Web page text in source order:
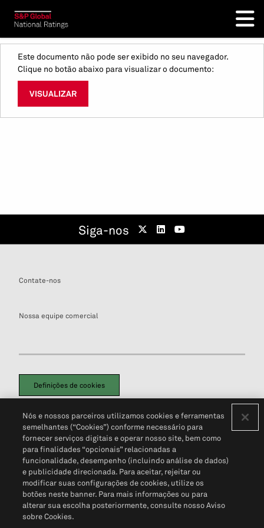
Este documento não pode ser exibido no seu navegador.
Clique no botão abaixo para visualizar o documento:
VISUALIZAR
Siga-nos
Contate-nos
Nossa equipe comercial
Definições de cookies
Política de PrivacidadePortal de privacidade do cliente (em inglês)
Não Venda Minhas Informações Pessoais© 2026 S&P Global
Nós e nossos parceiros utilizamos cookies e ferramentas
semelhantes (“Cookies”) conforme necessário para
fornecer serviços digitais e operar nosso site, bem como
para finalidades “opcionais” relacionadas a
funcionalidade, desempenho (incluindo análise de dados)
e publicidade direcionada. Para aceitar, rejeitar ou
modificar suas configurações de cookies, utilize os
botões neste banner. Para mais informações ou para
alterar sua escolha posteriormente, consulte nosso Aviso
sobre Cookies.